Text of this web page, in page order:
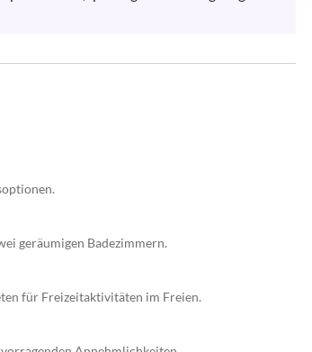
geräumigen Badezimmern.
für Freizeitaktivitäten im Freien.